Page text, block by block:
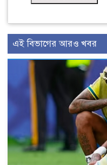
এই বিভাগের আরও খবর